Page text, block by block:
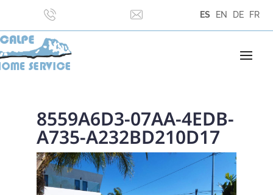
ES EN DE FR
8559A6D3-07AA-4EDB-
A735-A232BD210D17